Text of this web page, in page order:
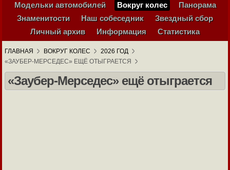
Модельки автомобилей
Вокруг колес
Панорама
Знаменитости
Наш собеседник
Звездный сбор
Личный архив
Информация Статистика
ГЛАВНАЯ ВОКРУГ КОЛЕС
2026 ГОД
«ЗАУБЕР-МЕРСЕДЕС» ЕЩЁ ОТЫГРАЕТСЯ
«Заубер-Мерседес» ещё отыграется